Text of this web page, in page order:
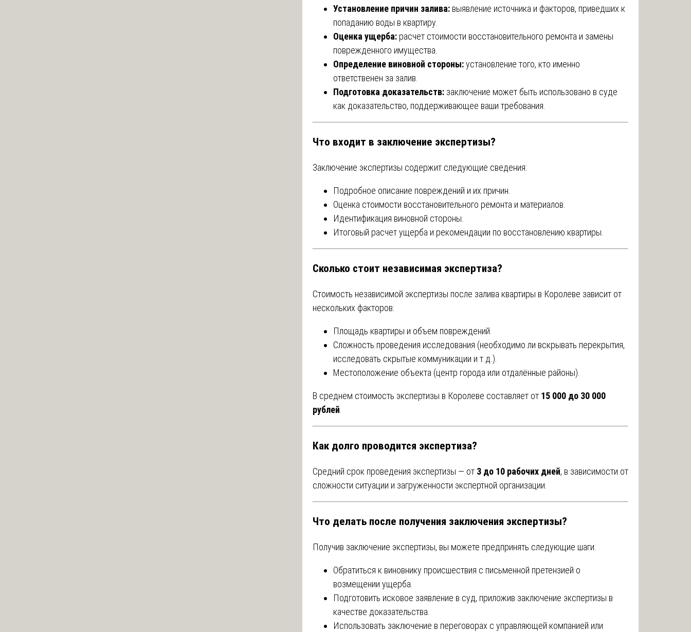
Установление причин залива:выявление источника и факторов, приведших к
попаданию воды в квартиру.
Оценка ущерба:расчет стоимости восстановительного ремонта и замены
поврежденного имущества.
Определение виновной стороны:установление того, кто именно
ответственен за залив.
Подготовка доказательств:заключение может быть использовано в суде
как доказательство, поддерживающее ваши требования.
Что входит в заключение экспертизы?
Заключение экспертизы содержит следующие сведения:
Подробное описание повреждений и их причин.
Оценка стоимости восстановительного ремонта и материалов.
Идентификация виновной стороны.
Итоговый расчет ущерба и рекомендации по восстановлению квартиры.
Сколько стоит независимая экспертиза?
Стоимость независимой экспертизы после залива квартиры в Королеве зависит от
нескольких факторов:
Площадь квартиры и объем повреждений.
Сложность проведения исследования (необходимо ли вскрывать перекрытия,
исследовать скрытые коммуникации и т.д.).
Местоположение объекта (центр города или отдалённые районы).
В среднем стоимость экспертизы в Королеве составляет от 15 000 до 30 000
рублей.
Как долго проводится экспертиза?
Средний срок проведения экспертизы — от 3 до 10 рабочих дней, в зависимости от
сложности ситуации и загруженности экспертной организации.
Что делать после получения заключения экспертизы?
Получив заключение экспертизы, вы можете предпринять следующие шаги:
Обратиться к виновнику происшествия с письменной претензией о
возмещении ущерба.
Подготовить исковое заявление в суд, приложив заключение экспертизы в
качестве доказательства.
Использовать заключение в переговорах с управляющей компанией или